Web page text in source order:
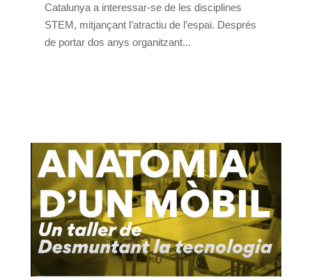
Catalunya a interessar-se de les disciplines
STEM, mitjançant l’atractiu de l’espai. Després
de portar dos anys organitzant...